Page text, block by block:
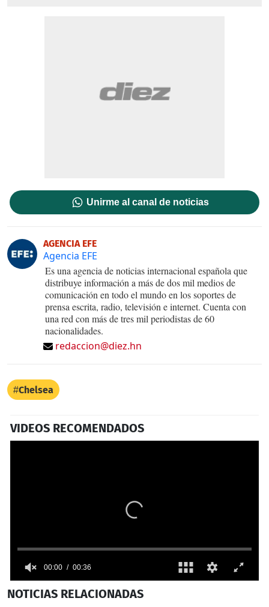
Unirme al canal de noticias
AGENCIA EFE
Agencia EFE
Es una agencia de noticias internacional española que
distribuye información a más de dos mil medios de
comunicación en todo el mundo en los soportes de
prensa escrita, radio, televisión e internet. Cuenta con
una red con más de tres mil periodistas de 60
nacionalidades.
redaccion@diez.hn
Chelsea
VIDEOS RECOMENDADOS
seconds
00:00 00:36
NOTICIAS RELACIONADAS